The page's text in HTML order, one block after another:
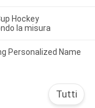
Hockey
la misura
Personalized Name
Tutti